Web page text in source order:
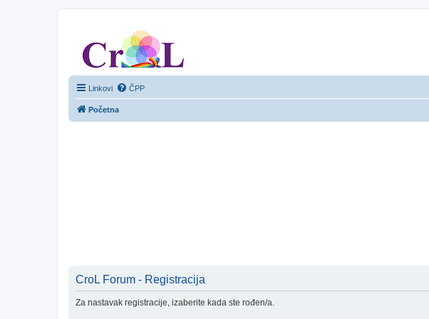
Linkovi ČPP
Početna
CroL Forum - Registracija
Za nastavak registracije, izaberite kada ste rođen/a.